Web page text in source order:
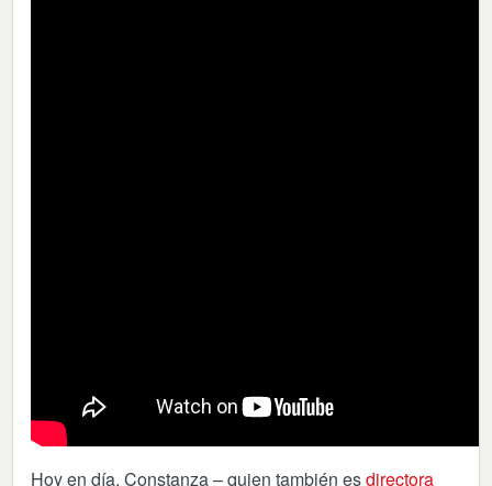
Hoy en día, Constanza – quien también esdirectora